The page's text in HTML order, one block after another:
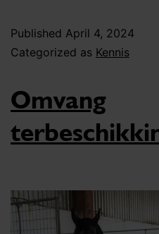
Published April 4, 2024
Categorized as Kennis
Omvang